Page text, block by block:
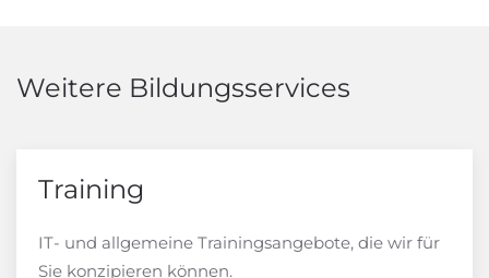
Weitere Bildungsservices
Training
IT- und allgemeine Trainingsangebote, die wir für
Sie konzipieren können.